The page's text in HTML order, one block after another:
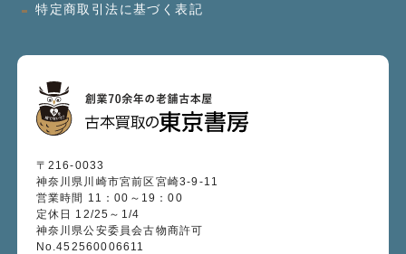
特定商取引法に基づく表記
〒216-0033
神奈川県川崎市宮前区宮崎3-9-11
営業時間 11：00～19：00
定休日 12/25～1/4
神奈川県公安委員会古物商許可
No.452560006611